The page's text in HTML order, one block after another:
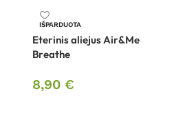
IŠPARDUOTA
Eterinis aliejus Air&Me
Breathe
8,90 €